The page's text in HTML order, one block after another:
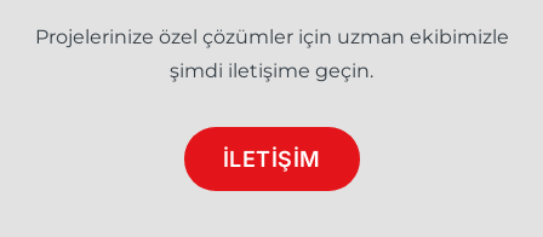
Projelerinize özel çözümler için uzman ekibimizle
şimdi iletişime geçin.
İLETİŞİM